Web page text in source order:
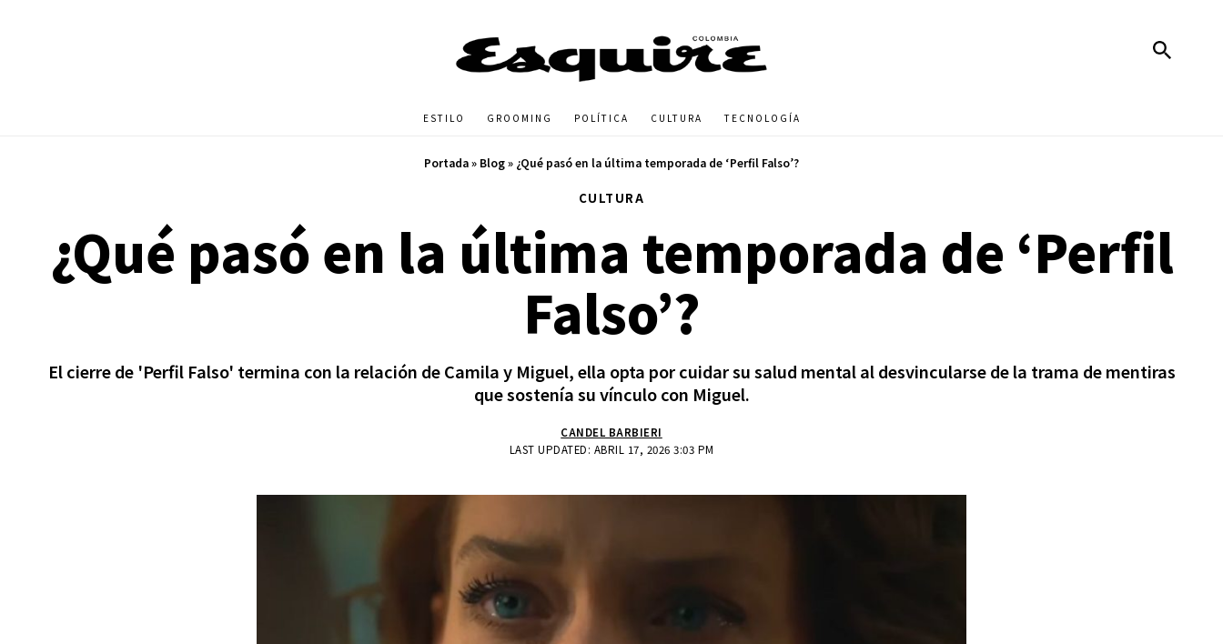
ESTILO GROOMING POLÍTICA CULTURA TECNOLOGÍA
Portada» Blog» ¿Qué pasó en la última temporada de ‘Perfil Falso’?
CULTURA
¿Qué pasó en la última temporada de ‘Perfil
Falso’?
El cierre de 'Perfil Falso' termina con la relación de Camila y Miguel, ella opta por cuidar su salud mental al desvincularse de la trama de mentiras
que sostenía su vínculo con Miguel.
LAST UPDATED: ABRIL 17, 2026 3:03 PM
CANDEL BARBIERI